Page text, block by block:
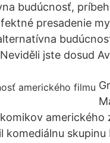
budúcnosť,
presadenie
jste dosud
komediálnu skupinu